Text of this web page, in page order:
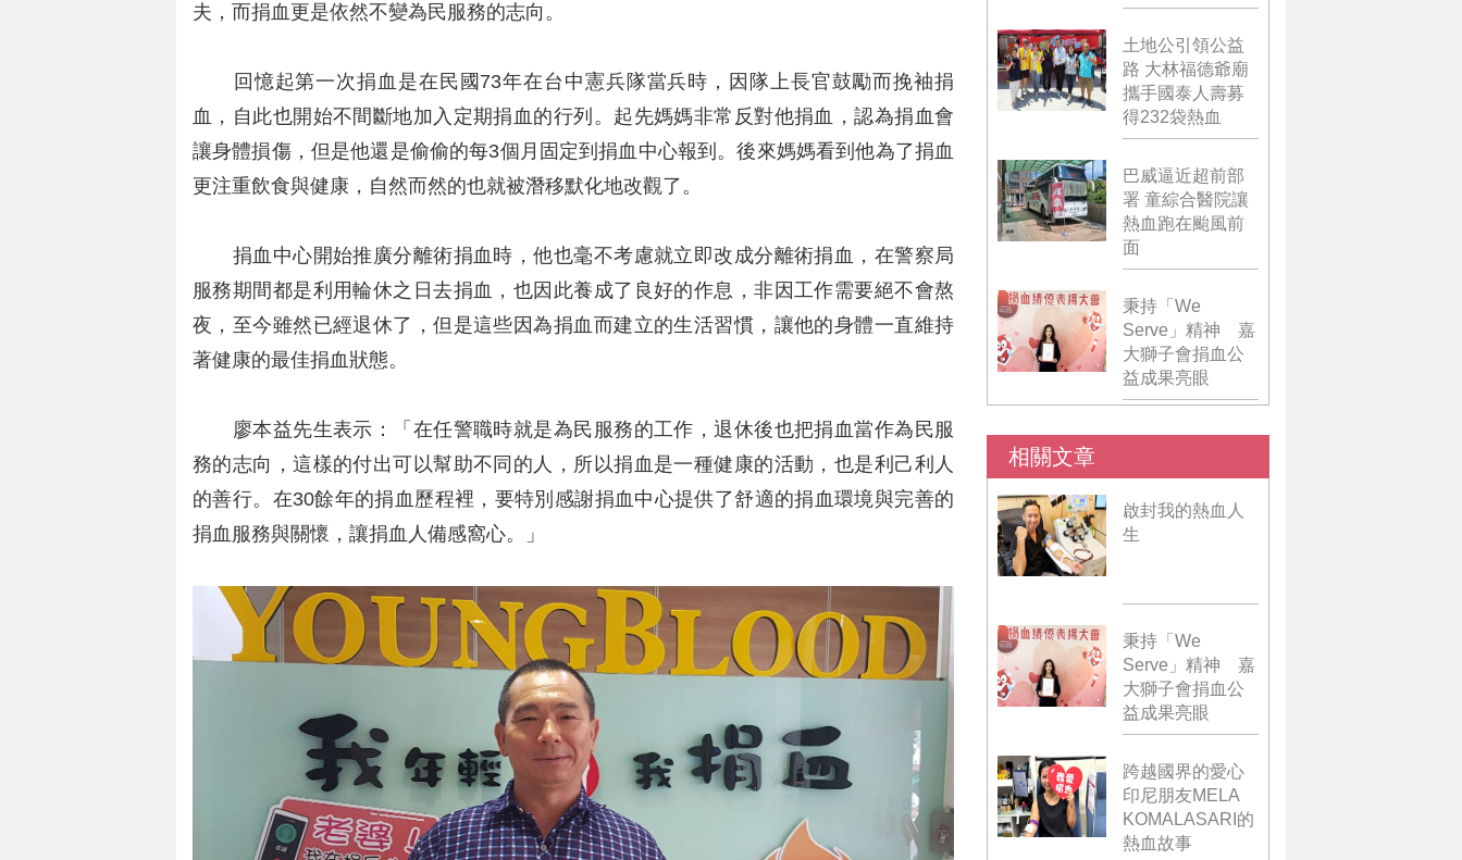
夫，而捐血更是依然不變為民服務的志向。
回憶起第一次捐血是在民國73年在台中憲兵隊當兵時，因隊上長官鼓勵而挽袖捐
血，自此也開始不間斷地加入定期捐血的行列。起先媽媽非常反對他捐血，認為捐血會
讓身體損傷，但是他還是偷偷的每3個月固定到捐血中心報到。後來媽媽看到他為了捐血
更注重飲食與健康，自然而然的也就被潛移默化地改觀了。
捐血中心開始推廣分離術捐血時，他也毫不考慮就立即改成分離術捐血，在警察局
服務期間都是利用輪休之日去捐血，也因此養成了良好的作息，非因工作需要絕不會熬
夜，至今雖然已經退休了，但是這些因為捐血而建立的生活習慣，讓他的身體一直維持
著健康的最佳捐血狀態。
廖本益先生表示：「在任警職時就是為民服務的工作，退休後也把捐血當作為民服
務的志向，這樣的付出可以幫助不同的人，所以捐血是一種健康的活動，也是利己利人
的善行。在30餘年的捐血歷程裡，要特別感謝捐血中心提供了舒適的捐血環境與完善的
捐血服務與關懷，讓捐血人備感窩心。」
土地公引領公益
路 大林福德爺廟
攜手國泰人壽募
得232袋熱血
巴威逼近超前部
署 童綜合醫院讓
熱血跑在颱風前
面
秉持「We
Serve」精神 嘉
大獅子會捐血公
益成果亮眼
相關文章
啟封我的熱血人
生
秉持「We
Serve」精神 嘉
大獅子會捐血公
益成果亮眼
跨越國界的愛心
印尼朋友MELA
KOMALASARI的
熱血故事